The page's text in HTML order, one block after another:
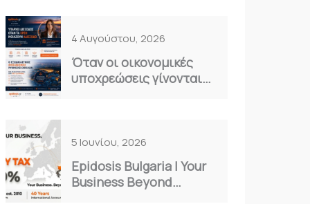
4 Αυγούστου, 2026
Όταν οι οικονομικές
υποχρεώσεις γίνονται
5 Ιουνίου, 2026
Epidosis Bulgaria | Your
Business Beyond